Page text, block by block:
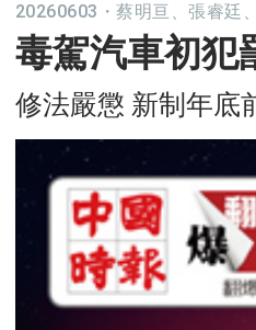
20260603 ・ 蔡明亘、張睿廷
毒駕汽車初犯
修法嚴懲 新制年底